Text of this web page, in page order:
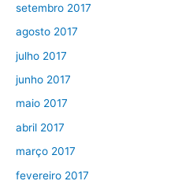
setembro 2017
agosto 2017
julho 2017
junho 2017
maio 2017
abril 2017
março 2017
fevereiro 2017